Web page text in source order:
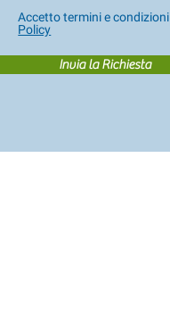
Accetto termini e condizioni
Policy
Invia la Richiesta